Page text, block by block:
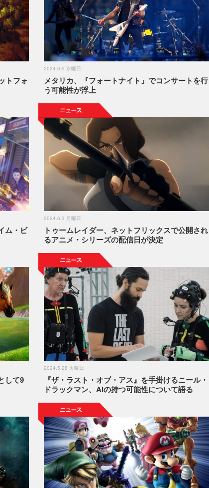
トフォ
2024.6.5 水曜日
メタリカ、『フォートナイト』でコンサートを行
う可能性が浮上
ム・ビ
2024.6.3 月曜日
トゥームレイダー、ネットフリックスで公開され
るアニメ・シリーズの配信日が決定
して9
2024.5.28 火曜日
『ザ・ラスト・オブ・アス』を手掛けるニール・
ドラックマン、AIの持つ可能性について語る